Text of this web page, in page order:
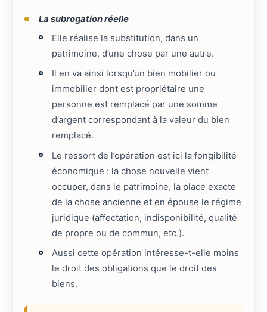
La subrogation réelle
Elle réalise la substitution, dans un
patrimoine, d’une chose par une autre.
Il en va ainsi lorsqu’un bien mobilier ou
immobilier dont est propriétaire une
personne est remplacé par une somme
d’argent correspondant à la valeur du bien
remplacé.
Le ressort de l’opération est ici la fongibilité
économique : la chose nouvelle vient
occuper, dans le patrimoine, la place exacte
de la chose ancienne et en épouse le régime
juridique (affectation, indisponibilité, qualité
de propre ou de commun, etc.).
Aussi cette opération intéresse-t-elle moins
le droit des obligations que le droit des
biens.